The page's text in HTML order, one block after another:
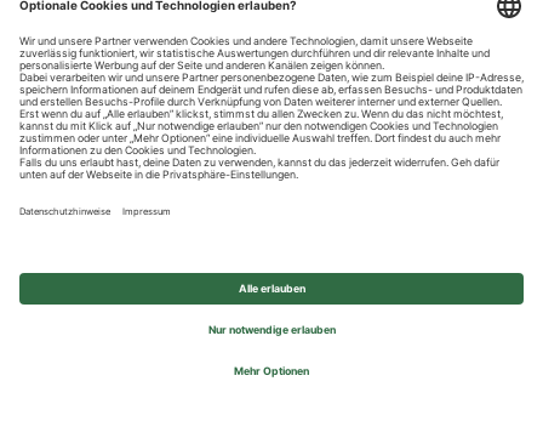
Datenschutzhinweise
Impressum
Privatsphäre-Einstellungen
© 2026 REWE Group - All rights reserved